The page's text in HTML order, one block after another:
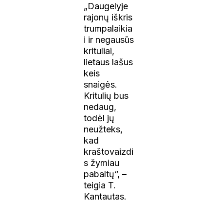
„Daugelyje
rajonų iškris
trumpalaikia
i ir negausūs
krituliai,
lietaus lašus
keis
snaigės.
Kritulių bus
nedaug,
todėl jų
neužteks,
kad
kraštovaizdi
s žymiau
pabaltų“, –
teigia T.
Kantautas.